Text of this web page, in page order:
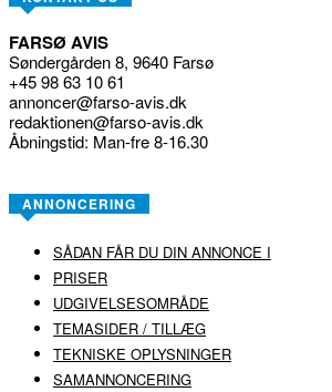
FARSØ AVIS
Søndergården 8, 9640 Farsø
+45 98 63 10 61
annoncer@farso-avis.dk
redaktionen@farso-avis.dk
Åbningstid: Man-fre 8-16.30
ANNONCERING
SÅDAN FÅR DU DIN ANNONCE I
PRISER
UDGIVELSESOMRÅDE
TEMASIDER / TILLÆG
TEKNISKE OPLYSNINGER
SAMANNONCERING